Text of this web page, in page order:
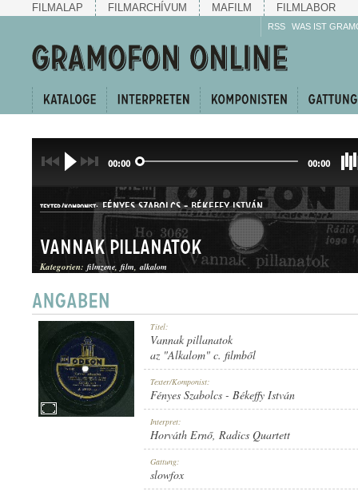
FILMALAP FILMARCHÍVUM MAFILM FILMLABOR
RSS WAS IST
00:00 00:00
TEXTER/KOMPONIST: FÉNYES SZABOLCS-BÉKEFFY ISTVÁN
GATTUNG: SLOWFOX
Vannak pillanatok
Kategorien: filmzene film alkalom
Titel:
Vannak pillanatok
az "Alkalom" c. filmből
Texter/Komponist:
Fényes Szabolcs - Békeffy István
Interpret:
Horváth Ernő, Radics Quartett
Gattung:
slowfox